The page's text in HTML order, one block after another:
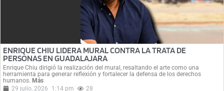
ENRIQUE CHIU LIDERA MURAL CONTRA LA TRATA DE
PERSONAS EN GUADALAJARA
Enrique Chiu dirigió la realización del mural, resaltando el arte como una
herramienta para generar reflexión y fortalecer la defensa de los derechos
humanos. Más
29 julio, 2026
1:14 pm 28